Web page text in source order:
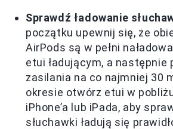
Sprawdź ładowanie
początku upewnij się, że
AirPods są w pełni
etui ładującym, a następnie
zasilania na co najmniej 30
okresie otwórz etui w
iPhone’a lub iPada, aby
słuchawki ładują się